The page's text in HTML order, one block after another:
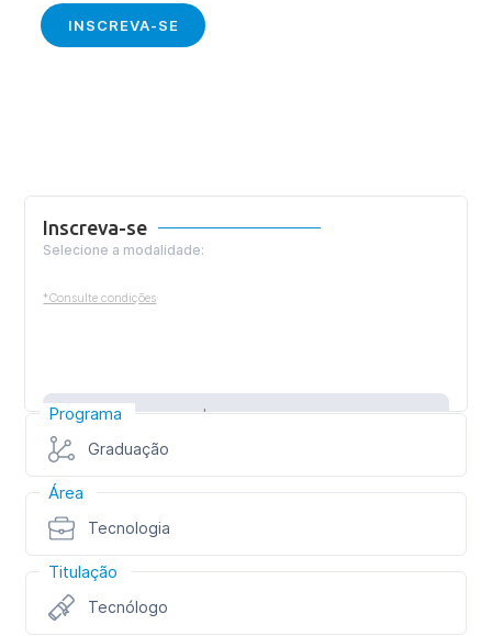
INSCREVA-SE
Programa
Graduação
Área
Tecnologia
Titulação
Tecnólogo
Inscreva-se
Selecione a modalidade:
*Consulte condições
Inscreva-se